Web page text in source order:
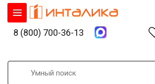
8 (800) 700-36-13